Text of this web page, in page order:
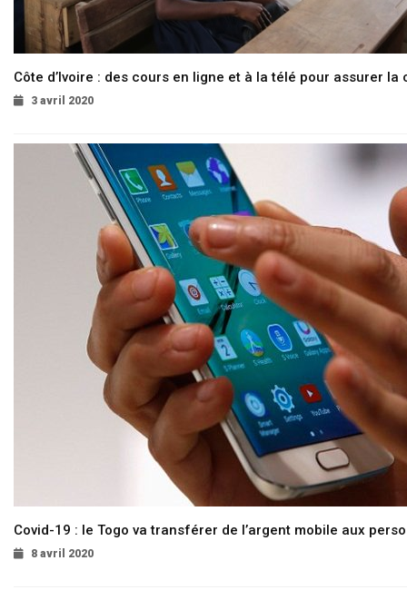
Côte d’Ivoire : des cours en ligne et à la télé pour assurer la
3 avril 2020
Covid-19 : le Togo va transférer de l’argent mobile aux
8 avril 2020